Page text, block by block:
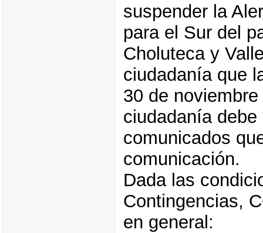
suspender la
para el Sur del
Choluteca y
ciudadanía que
30 de
ciudadanía
comunicados
comunicación.
Dada las
Contingencias,
en general: